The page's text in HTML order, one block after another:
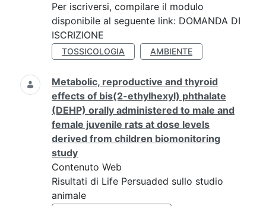
Per iscriversi, compilare il modulo
disponibile al seguente link: DOMANDA DI
ISCRIZIONE
TOSSICOLOGIA AMBIENTE
Metabolic, reproductive and thyroid
effects of bis(2-ethylhexyl) phthalate
(DEHP) orally administered to male and
female juvenile rats at dose levels
derived from children biomonitoring
study
Contenuto Web
Risultati di Life Persuaded sullo studio
animale